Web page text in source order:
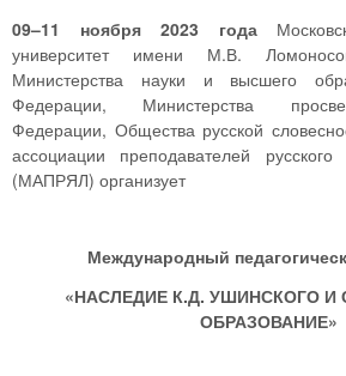
09–11 ноября 2023 года
университет имени М.В.
Министерства науки и высшего
Федерации, Министерства
Федерации, Общества русской
ассоциации преподавателей
(МАПРЯЛ) организует
Международный
«НАСЛЕДИЕ К.Д. УШИНСКОГО И
ОБРАЗОВАНИЕ»